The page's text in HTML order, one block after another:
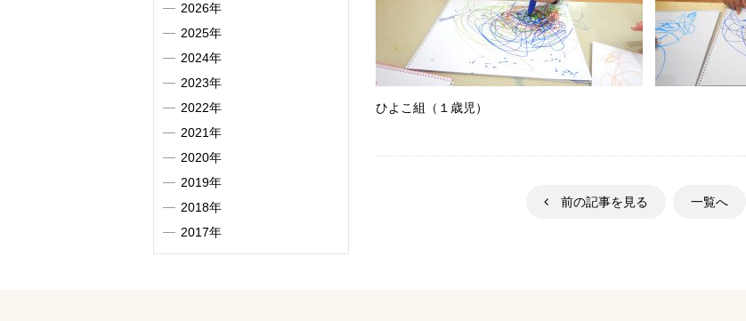
ひよこ組（１歳児）
前の記事を見る 一覧へ
2026年
2025年
2024年
2023年
2022年
2021年
2020年
2019年
2018年
2017年